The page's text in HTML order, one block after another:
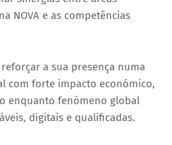
NOVA e as competências
reforçar a sua presença numa
com forte impacto económico,
enquanto fenómeno global
digitais e qualificadas.